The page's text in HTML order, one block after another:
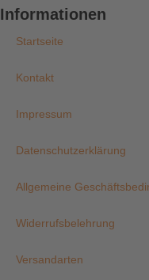
Informationen
Startseite
Kontakt
Impressum
Datenschutzerklärung
Allgemeine
Widerrufsbelehrung
Versandarten